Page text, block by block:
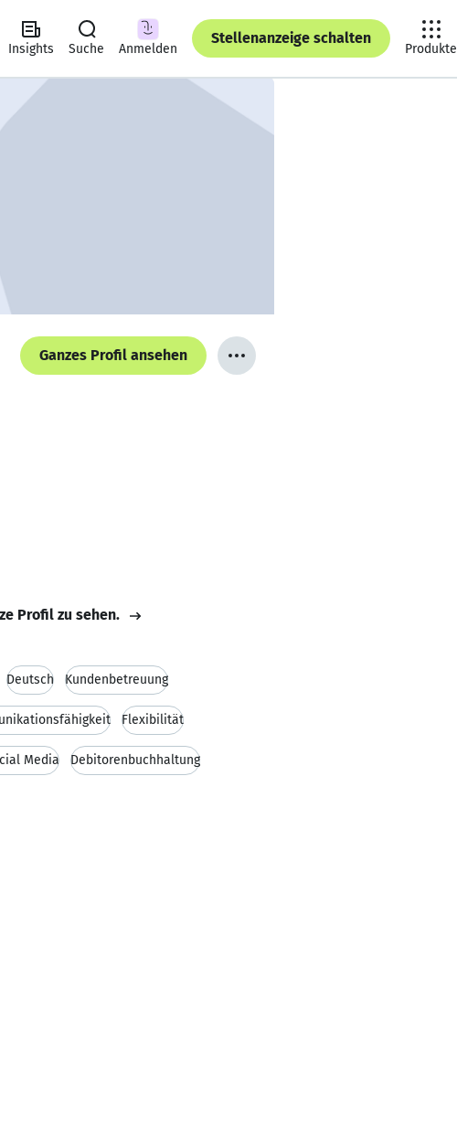
Insights Suche Anmelden
Stellenanzeige schalten
Produkte
Ganzes Profil ansehen
Profil zu sehen.
Deutsch Kundenbetreuung
Flexibilität
Media Debitorenbuchhaltung